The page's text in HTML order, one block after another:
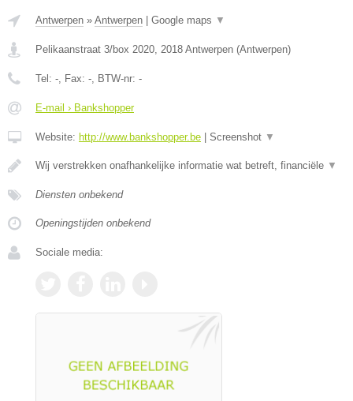
Antwerpen » Antwerpen Google maps ▼
Pelikaanstraat 3/box 2020 2018 Antwerpen (Antwerpen)
Tel: - , Fax: - , BTW-nr: -
E-mail › Bankshopper
Website: http://www.bankshopper.be Screenshot ▼
Wij verstrekken onafhankelijke informatie wat betreft, financiële ▼
Diensten onbekend
Openingstijden onbekend
Sociale media: